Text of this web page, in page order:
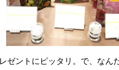
ゼントにピッタリ。で、なん